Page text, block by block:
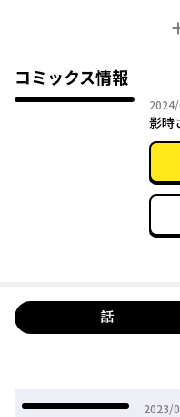
女」だと思われたつつじの
コミックス情報
影時
話
2023/
2023年